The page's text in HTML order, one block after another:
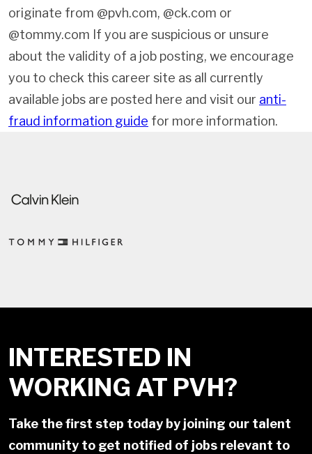
originate from @pvh.com, @ck.com or
@tommy.com If you are suspicious or unsure
about the validity of a job posting, we encourage
you to check this career site as all currently
available jobs are posted here and visit our anti-
fraud information guide for more information.
INTERESTED IN
WORKING AT PVH?
Take the first step today by joining our talent
community to get notified of jobs relevant to